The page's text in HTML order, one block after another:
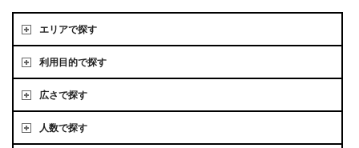
エリアで探す
利用目的で探す
広さで探す
人数で探す